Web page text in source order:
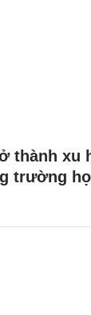
thành xu
trường